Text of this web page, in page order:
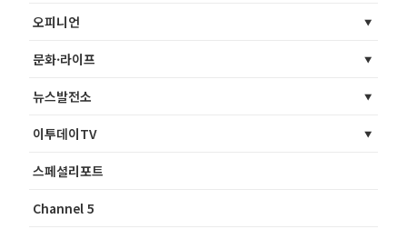
오피니언
문화·라이프
뉴스발전소
이투데이TV
스페셜리포트
Channel 5